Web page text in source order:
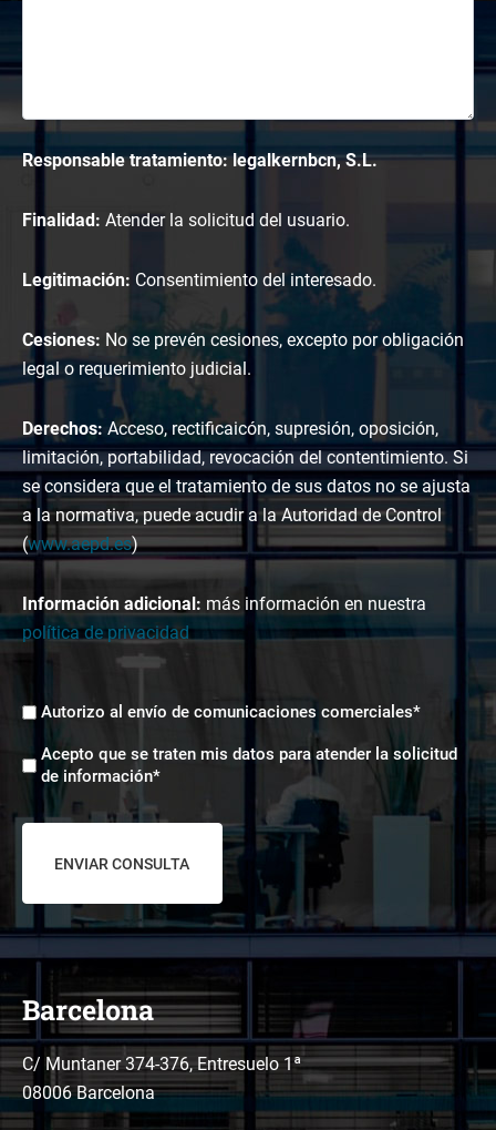
Responsable tratamiento: legalkernbcn, S.L.
Finalidad: Atender la solicitud del usuario.
Legitimación: Consentimiento del interesado.
Cesiones: No se prevén cesiones, excepto por obligación
legal o requerimiento judicial.
Derechos: Acceso, rectificaicón, supresión, oposición,
limitación, portabilidad, revocación del contentimiento. Si
se considera que el tratamiento de sus datos no se ajusta
a la normativa, puede acudir a la Autoridad de Control
(www.aepd.es)
Información adicional: más información en nuestra
política de privacidad
Envíos
Autorizo al envío de comunicaciones comerciales*
Aceptación
tratamiento
datos
Acepto que se traten mis datos para atender la solicitud
de información*
Barcelona
C/ Muntaner 374-376, Entresuelo 1ª
08006 Barcelona